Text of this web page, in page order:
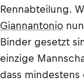
Rennabteilung.
Giannantonio
Binder gesetzt
einzige
dass